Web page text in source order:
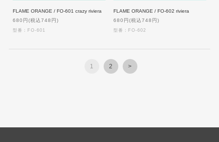
FLAME ORANGE / FO-601 crazy riviera
680円(税込748円)
型番：FO-601
FLAME ORANGE / FO-602 riviera
680円(税込748円)
型番：FO-602
1 2 >